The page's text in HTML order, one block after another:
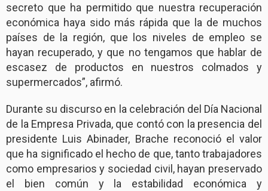
secreto que ha permitido que nuestra recuperación
económica haya sido más rápida que la de muchos
países de la región, que los niveles de empleo se
hayan recuperado, y que no tengamos que hablar de
escasez de productos en nuestros colmados y
supermercados”, afirmó.
Durante su discurso en la celebración del Día Nacional
de la Empresa Privada, que contó con la presencia del
presidente Luis Abinader, Brache reconoció el valor
que ha significado el hecho de que, tanto trabajadores
como empresarios y sociedad civil, hayan preservado
el bien común y la estabilidad económica y